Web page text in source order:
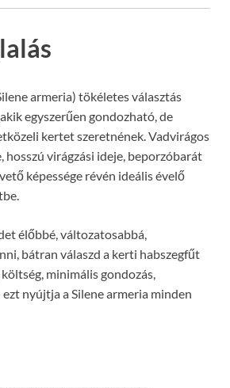
armeria) tökéletes választás
egyszerűen gondozható, de
kertet szeretnének. Vadvirágos
hosszú virágzási ideje, beporzóbarát
képessége révén ideális évelő
élőbbé, változatosabbá,
bátran válaszd a kerti habszegfűt
minimális gondozás,
nyújtja a Silene armeria minden